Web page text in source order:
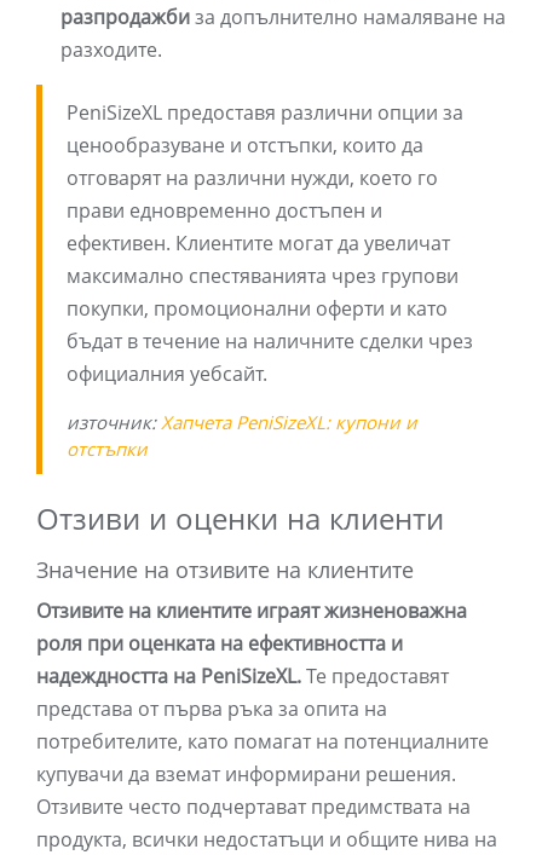
разпродажбиза допълнително намаляване на
разходите.
PeniSizeXL предоставя различни опции за
ценообразуване и отстъпки, които да
отговарят на различни нужди, което го
прави едновременно достъпен и
ефективен. Клиентите могат да увеличат
максимално спестяванията чрез групови
покупки, промоционални оферти и като
бъдат в течение на наличните сделки чрез
официалния уебсайт.
източник:Хапчета PeniSizeXL: купони и
отстъпки
Отзиви и оценки на клиенти
Значение на отзивите на клиентите
Отзивите на клиентите играят жизненоважна
роля при оценката на ефективността и
надеждността на PeniSizeXL.Те предоставят
представа от първа ръка за опита на
потребителите, като помагат на потенциалните
купувачи да вземат информирани решения.
Отзивите често подчертават предимствата на
продукта, всички недостатъци и общите нива на